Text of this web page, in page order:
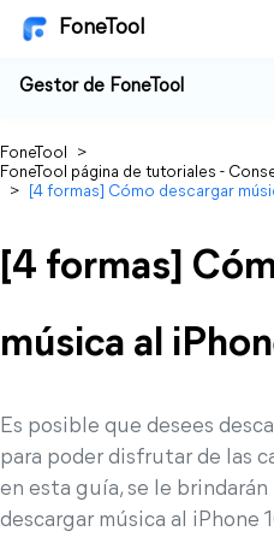
FoneTool
Gestor de FoneTool
FoneTool
>
FoneTool página de tutoriales -
>
[4 formas] Cómo descargar
[4 formas]
música al
Es posible que desees
para poder disfrutar de las
en esta guía, se le
descargar música al iPhone